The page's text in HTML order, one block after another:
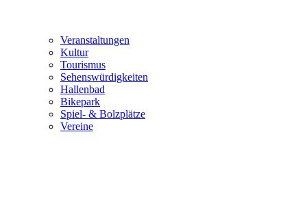
Veranstaltungen
Kultur
Tourismus
Sehenswürdigkeiten
Hallenbad
Bikepark
Spiel- & Bolzplätze
Vereine